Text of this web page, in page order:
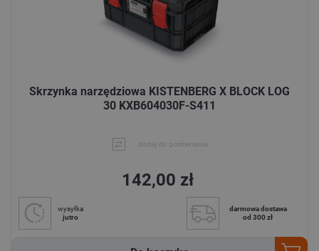
Skrzynka narzędziowa KISTENBERG X BLOCK LOG
30 KXB604030F-S411
dodaj do porównania
142,00 zł
wysyłka
jutro
darmowa dostawa
od 300 zł